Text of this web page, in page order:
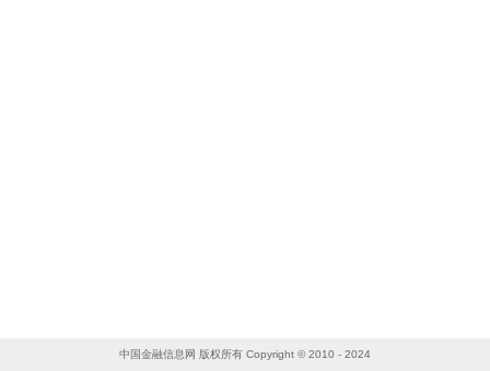
中国金融信息网 版权所有 Copyright © 2010 - 2024